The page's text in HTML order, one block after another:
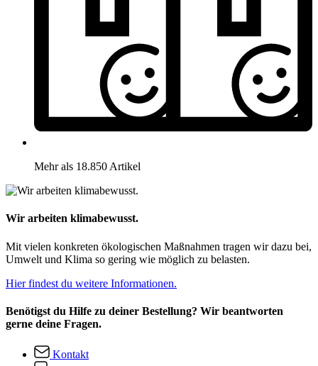
Mehr als 18.850 Artikel
Wir arbeiten klimabewusst.
Mit vielen konkreten ökologischen Maßnahmen tragen wir dazu bei,
Umwelt und Klima so gering wie möglich zu belasten.
Hier findest du weitere Informationen.
Benötigst du Hilfe zu deiner Bestellung? Wir beantworten
gerne deine Fragen.
Kontakt